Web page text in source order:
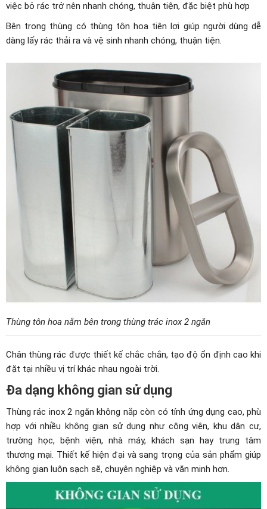
việc bỏ rác trở nên nhanh chóng, thuận tiện, đặc biệt phù hợp
Bên trong thùng có thùng tôn hoa tiên lợi giúp người dùng dễ
dàng lấy rác thải ra và vệ sinh nhanh chóng, thuận tiện.
Thùng tôn hoa nằm bên trong thùng trác inox 2 ngăn
Chân thùng rác được thiết kế chắc chắn, tạo độ ổn định cao khi
đặt tại nhiều vị trí khác nhau ngoài trời.
Đa dạng không gian sử dụng
Thùng rác inox 2 ngăn không nắp còn có tính ứng dụng cao, phù
hợp với nhiều không gian sử dụng như công viên, khu dân cư,
trường học, bệnh viện, nhà máy, khách sạn hay trung tâm
thương mại. Thiết kế hiện đại và sang trọng của sản phẩm giúp
không gian luôn sạch sẽ, chuyên nghiệp và văn minh hơn.